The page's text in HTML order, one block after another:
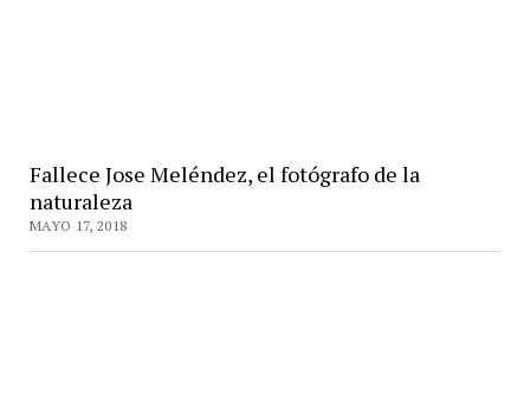
Fallece Jose Meléndez, el fotógrafo de la
naturaleza
MAYO 17, 2018